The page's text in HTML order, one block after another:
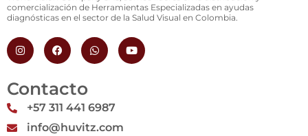
comercialización de Herramientas Especializadas en ayudas
diagnósticas en el sector de la Salud Visual en Colombia.
I
n
s
a
g
m
F
a
c
b
o
o
k
W
h
a
p
p
Y
o
u
Contacto
+57 311 441 6987
info@huvitz.com